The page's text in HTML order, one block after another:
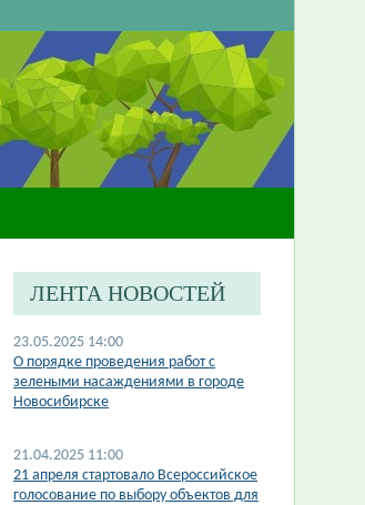
ЛЕНТА НОВОСТЕЙ
23.05.2025 14:00
О порядке проведения работ с
зелеными насаждениями в городе
Новосибирске
21.04.2025 11:00
21 апреля стартовало Всероссийское
голосование по выбору объектов для